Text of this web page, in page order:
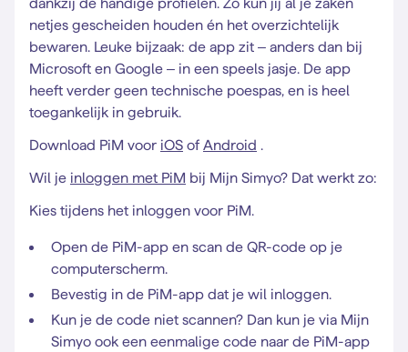
dankzij de handige profielen. Zo kun jij al je zaken
netjes gescheiden houden én het overzichtelijk
bewaren. Leuke bijzaak: de app zit – anders dan bij
Microsoft en Google – in een speels jasje. De app
heeft verder geen technische poespas, en is heel
toegankelijk in gebruik.
Download PiM voor iOS of Android .
Wil je inloggen met PiM bij Mijn Simyo? Dat werkt zo:
Kies tijdens het inloggen voor PiM.
Open de PiM-app en scan de QR-code op je
computerscherm.
Bevestig in de PiM-app dat je wil inloggen.
Kun je de code niet scannen? Dan kun je via Mijn
Simyo ook een eenmalige code naar de PiM-app